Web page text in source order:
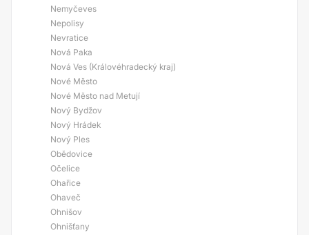
Nemyčeves
Nepolisy
Nevratice
Nová Paka
Nová Ves (Královéhradecký kraj)
Nové Město
Nové Město nad Metují
Nový Bydžov
Nový Hrádek
Nový Ples
Obědovice
Očelice
Ohařice
Ohaveč
Ohnišov
Ohnišťany